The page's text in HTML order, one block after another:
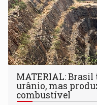
MATERIAL:
urânio, mas
combustível